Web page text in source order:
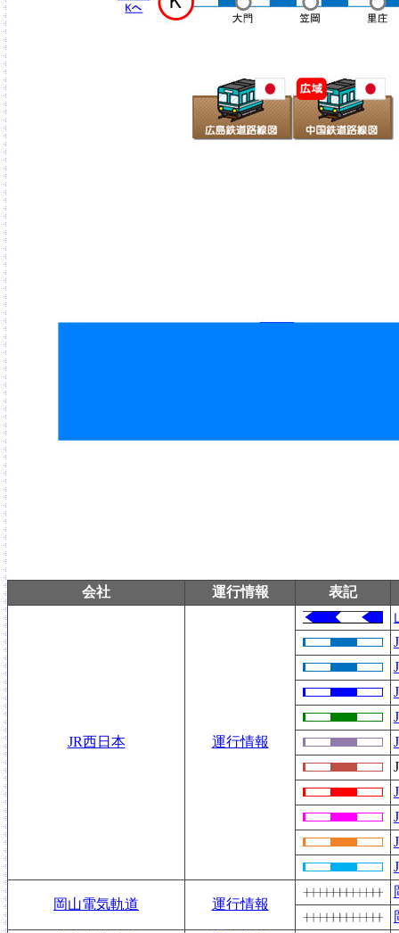
会社 運行情報 表記
JR西日本 運行情報
岡山電気軌道 運行情報